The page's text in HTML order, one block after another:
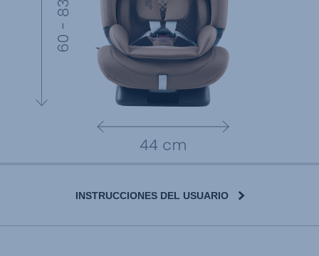
INSTRUCCIONES DEL USUARIO